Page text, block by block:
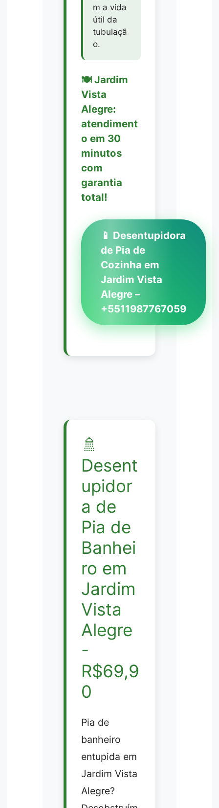
m a vida
útil da
tubulaçã
o.
🍽️ Jardim
Vista
Alegre:
atendiment
o em 30
minutos
com
garantia
total!
📱 Desentupidora
de Pia de
Cozinha em
Jardim Vista
Alegre –
+5511987767059
🚿
Desent
upidor
a de
Pia de
Banhei
ro em
Jardim
Vista
Alegre
-
R$69,9
0
Pia de
banheiro
entupida em
Jardim Vista
Alegre?